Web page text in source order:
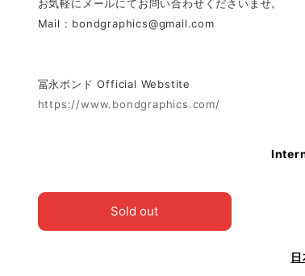
お気軽にメールにてお問い合わせくださいませ。
Mail : bondgraphics@gmail.com
冨永ボンド Official Webstite
https://www.bondgraphics.com/
Sold out